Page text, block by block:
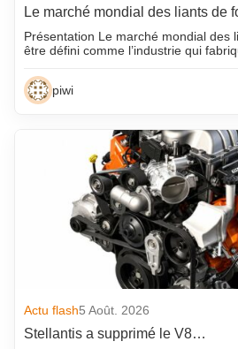
Le marché mondial des liants de
Présentation Le marché mondial des
être défini comme l’industrie qui
piwi
Actu flash5 Août. 2026
Stellantis a supprimé le V8…